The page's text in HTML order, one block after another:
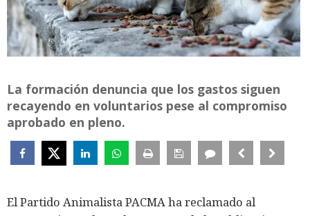
La formación denuncia que los gastos siguen
recayendo en voluntarios pese al compromiso
aprobado en pleno.
El Partido Animalista PACMA ha reclamado al